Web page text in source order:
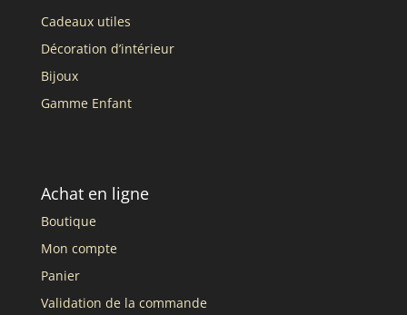
Cadeaux utiles
Décoration d’intérieur
Bijoux
Gamme Enfant
Achat en ligne
Boutique
Mon compte
Panier
Validation de la commande